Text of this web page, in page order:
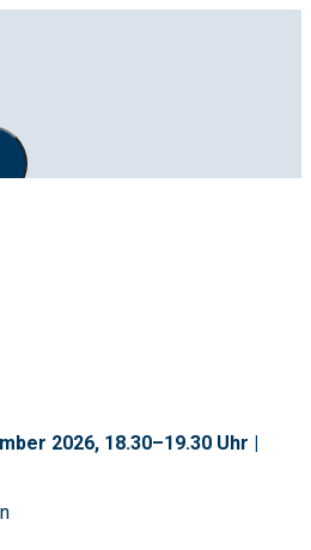
Menü
2026, 18.30–19.30 Uhr |